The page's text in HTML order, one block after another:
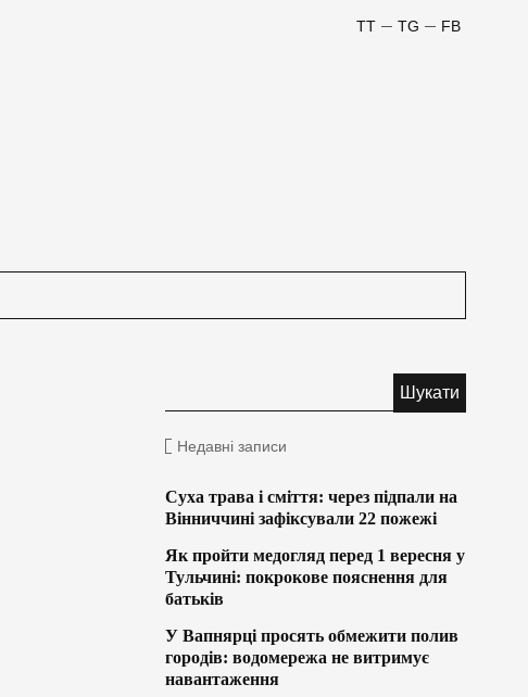
FB
TG
TT
Недавні записи
Суха трава і сміття: через підпали на
Вінниччині зафіксували 22 пожежі
Як пройти медогляд перед 1 вересня у
Тульчині: покрокове пояснення для
батьків
У Вапнярці просять обмежити полив
городів: водомережа не витримує
навантаження